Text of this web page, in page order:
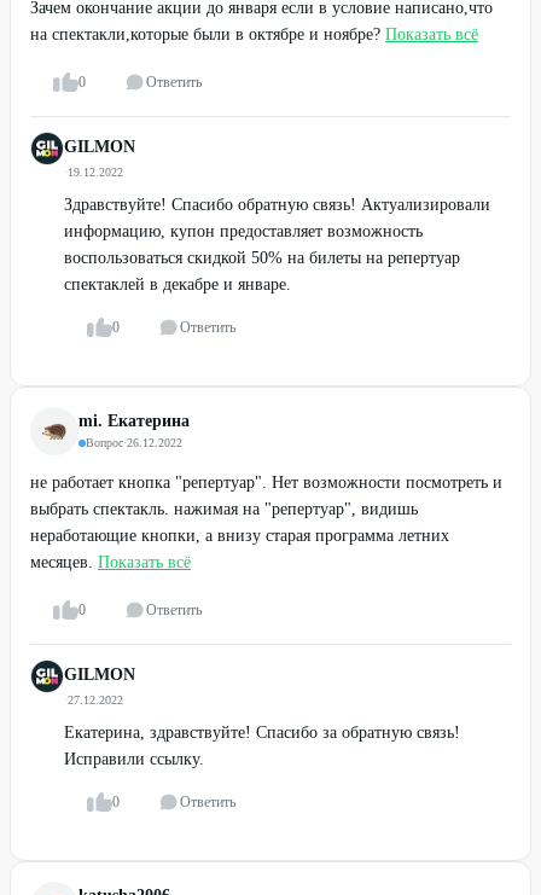
бронируют на 2 дня-ЛОЖЬ!!! Звонила около 20 раз в
разные месяца - НИКОГДА НЕ РАЗРЕШАЛИ
ЗАБРОНИРОВАТЬ и в кассе билетов от 1000 нет всегда
театр и липовая акция!
Ответить
Зачем окончание акции до января если в условие написано,что
на спектакли,которые были в октябре и ноябре? Показать всё
0 Ответить
GILMON
·19.12.2022
Здравствуйте! Спасибо обратную связь! Актуализировали
информацию, купон предоставляет возможность
воспользоваться скидкой 50% на билеты на репертуар
спектаклей в декабре и январе.
0 Ответить
mi. Екатерина
Вопрос·26.12.2022
не работает кнопка "репертуар". Нет возможности посмотреть и
выбрать спектакль. нажимая на "репертуар", видишь
неработающие кнопки, а внизу старая программа летних
месяцев. Показать всё
0 Ответить
GILMON
·27.12.2022
Екатерина, здравствуйте! Спасибо за обратную связь!
Исправили ссылку.
0 Ответить